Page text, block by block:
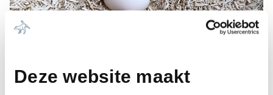
Deze website maakt